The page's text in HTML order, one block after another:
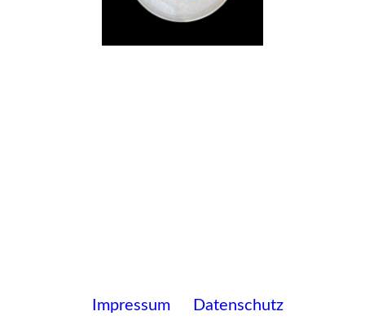
Impressum Datenschutz